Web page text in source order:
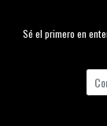
Sé el primero en